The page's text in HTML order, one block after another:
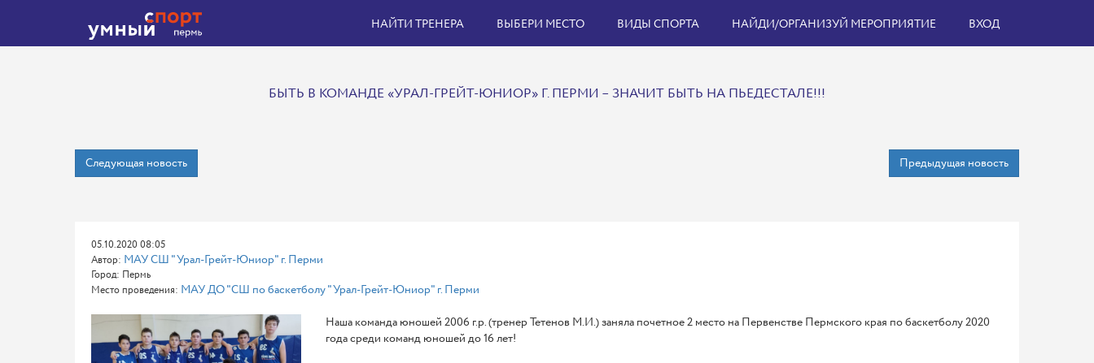
НАЙТИ ТРЕНЕРА ВЫБЕРИ МЕСТО ВИДЫ СПОРТА НАЙДИ/ОРГАНИЗУЙ МЕРОПРИЯТИЕ ВХОД
БЫТЬ В КОМАНДЕ «УРАЛ-ГРЕЙТ-ЮНИОР» Г. ПЕРМИ – ЗНАЧИТ БЫТЬ НА ПЬЕДЕСТАЛЕ!!!
Следующая новость Предыдущая новость
05.10.2020 08:05
Автор: МАУ СШ "Урал-Грейт-Юниор" г. Перми
Город: Пермь
Место проведения: МАУ ДО "СШ по баскетболу "Урал-Грейт-Юниор" г. Перми
Наша команда юношей 2006 г.р. (тренер Тетенов М.И.) заняла почетное 2 место на Первенстве Пермского края по баскетболу 2020
года среди команд юношей до 16 лет!